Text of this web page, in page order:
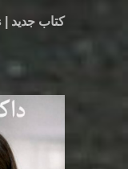
کتاب جدید | Books